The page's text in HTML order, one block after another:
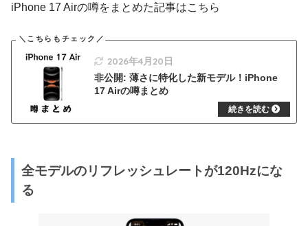
iPhone 17 Airの噂をまとめた記事はこちら
2026年4月20日
非公開: 薄さに特化した新モデル！iPhone
17 Airの噂まとめ
全モデルのリフレッシュレートが120Hzにな
る